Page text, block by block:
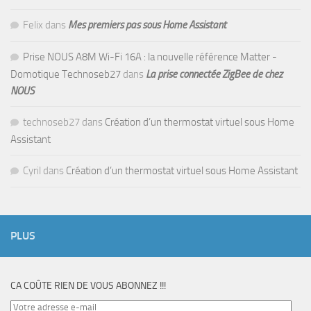
Felix dans Mes premiers pas sous Home Assistant
Prise NOUS A8M Wi-Fi 16A : la nouvelle référence Matter -
Domotique Technoseb27 dans La prise connectée ZigBee de chez
NOUS
technoseb27 dans Création d’un thermostat virtuel sous Home
Assistant
Cyril dans Création d’un thermostat virtuel sous Home Assistant
PLUS
CA COÛTE RIEN DE VOUS ABONNEZ !!!
Votre